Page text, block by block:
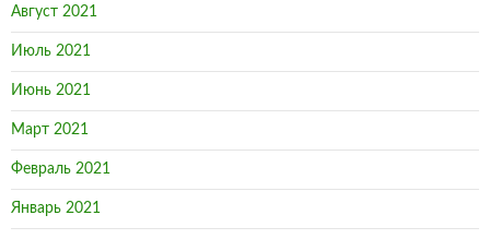
Август 2021
Июль 2021
Июнь 2021
Март 2021
Февраль 2021
Январь 2021